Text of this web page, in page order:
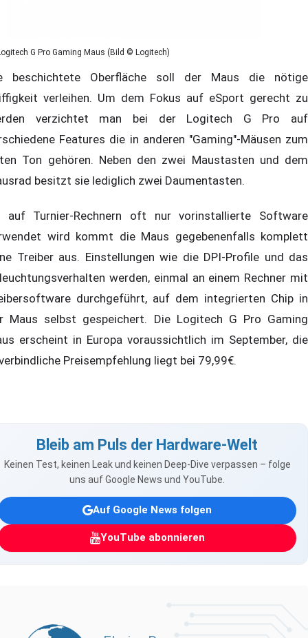
G Pro Gaming Maus (Bild © Logitech)
beschichtete Oberfläche soll der Maus die nötige
verleihen. Um dem Fokus auf eSport gerecht zu
verzichtet man bei der Logitech G Pro auf
Features die in anderen "Gaming"-Mäusen zum
Ton gehören. Neben den zwei Maustasten und dem
besitzt sie lediglich zwei Daumentasten.
auf Turnier-Rechnern oft nur vorinstallierte Software
wird kommt die Maus gegebenenfalls komplett
Treiber aus. Einstellungen wie die DPI-Profile und das
werden, einmal an einem Rechner mit
durchgeführt, auf dem integrierten Chip in
Maus selbst gespeichert. Die Logitech G Pro Gaming
erscheint in Europa voraussichtlich im September, die
Preisempfehlung liegt bei 79,99€.
Bleib am Puls der Hardware-Welt
Keinen Test, keinen Leak und keinen Deep-Dive verpassen – folge
uns auf Google News und YouTube.
Auf Google News folgen
YouTube abonnieren